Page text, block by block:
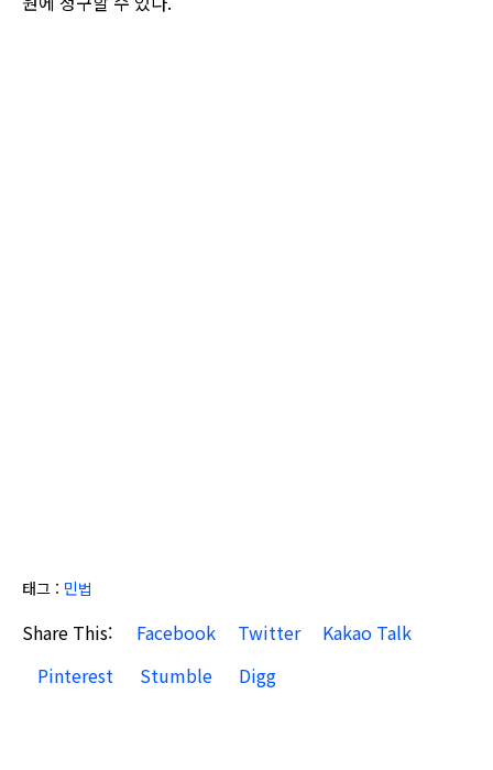
태그 : 민법
Share This: Facebook Twitter
Kakao Talk
Pinterest
Stumble Digg